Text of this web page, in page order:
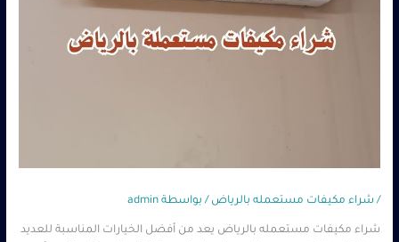
/ شراء مكيفات مستعمله بالرياض / بواسطة admin
شراء مكيفات مستعمله بالرياض يعد من أفضل الخيارات المناسبة للعديد